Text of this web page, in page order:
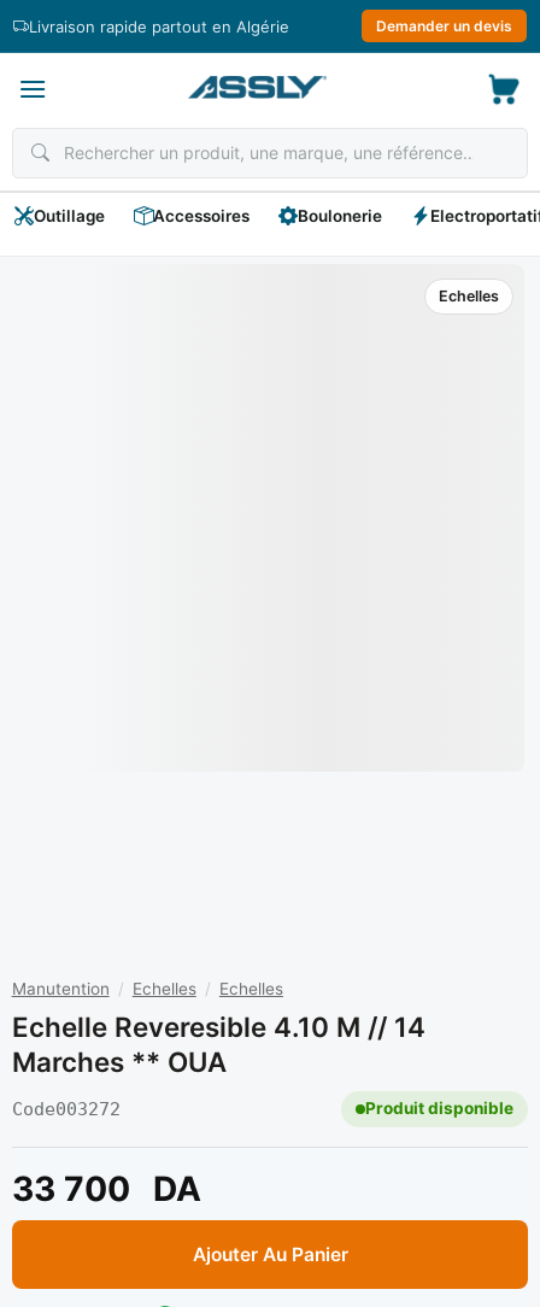
Livraison rapide partout en Algérie Demander un devis
Outillage Accessoires Boulonerie
Echelles
Manutention / Echelles / Echelles
Echelle Reveresible 4.10 M // 14
Marches ** OUA
Code003272 Produit disponible
33 700 DA
Ajouter Au Panier